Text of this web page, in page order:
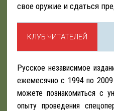
свое оружие и сдаться
КЛУБ ЧИТАТЕЛЕЙ
Русское независимое
ежемесячно с 1994 по
можете познакомиться с
опыту проведения